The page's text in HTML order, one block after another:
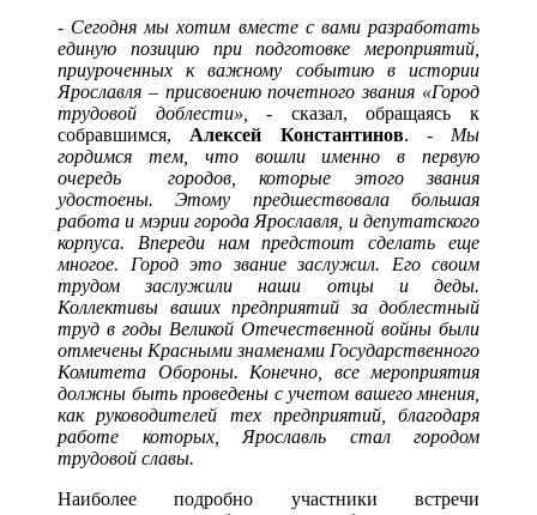
- Сегодня мы хотим вместе с вами разработать
единую позицию при подготовке мероприятий,
приуроченных к важному событию в истории
Ярославля – присвоению почетного звания «Город
трудовой доблести»,
- сказал, обращаясь к
собравшимся, Алексей Константинов. - Мы
гордимся тем, что вошли именно в первую
очередь городов, которые этого звания
удостоены. Этому предшествовала большая
работа и мэрии города Ярославля, и депутатского
корпуса. Впереди нам предстоит сделать еще
многое. Город это звание заслужил. Его своим
трудом заслужили наши отцы и деды.
Коллективы ваших предприятий за доблестный
труд в годы Великой Отечественной войны были
отмечены Красными знаменами Государственного
Комитета Обороны. Конечно, все мероприятия
должны быть проведены с учетом вашего мнения,
как руководителей тех предприятий, благодаря
работе которых, Ярославль стал городом
трудовой славы.
Наиболее подробно участники встречи